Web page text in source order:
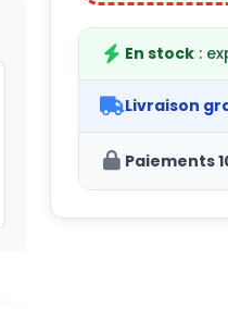
En stock :
Livraison
Paiements